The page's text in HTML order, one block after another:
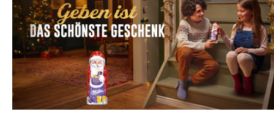
Carsten Becker 17/06/2026
Als klares Zeichen für die dynamische Entwicklung stellt
Social.Lab, die zur Ogilvy Group Germany gehörende Social-
First-Agentur, die Weichen für die…
More→